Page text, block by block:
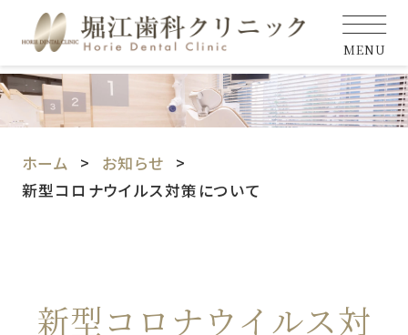
MENU
ホーム
お知らせ
新型コロナウイルス対策について
新型コロナウイルス対